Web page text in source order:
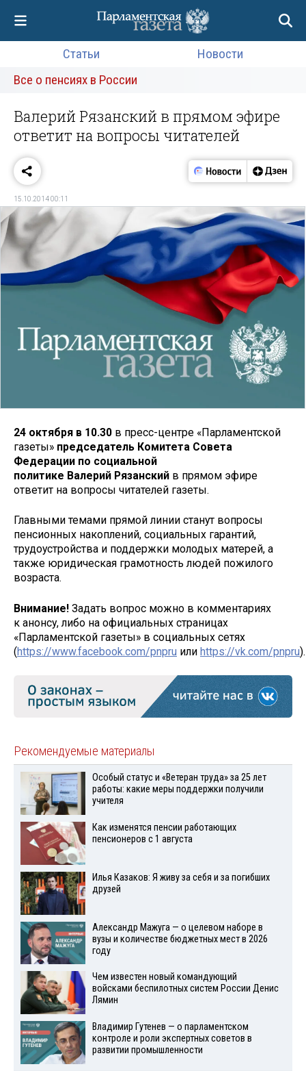
Статьи
Новости
Все о пенсиях в России
Валерий Рязанский в прямом эфире
ответит на вопросы читателей
15.10.2014 00:11
24 октября в 10.30 в пресс-центре «Парламентской
газеты» председатель Комитета Совета
Федерации по социальной
политике Валерий Рязанский в прямом эфире
ответит на вопросы читателей газеты.
Главными темами прямой линии станут вопросы
пенсионных накоплений, социальных гарантий,
трудоустройства и поддержки молодых матерей, а
также юридическая грамотность людей пожилого
возраста.
Внимание! Задать вопрос можно в комментариях
к анонсу, либо на официальных страницах
«Парламентской газеты» в социальных сетях
(https://www.facebook.com/pnpru или https://vk.com/pnpru).
Рекомендуемые материалы
Особый статус и «Ветеран труда» за 25 лет
работы: какие меры поддержки получили
учителя
Как изменятся пенсии работающих
пенсионеров с 1 августа
Илья Казаков: Я живу за себя и за погибших
друзей
Александр Мажуга — о целевом наборе в
вузы и количестве бюджетных мест в 2026
году
Чем известен новый командующий
войсками беспилотных систем России Денис
Лямин
Владимир Гутенев — о парламентском
контроле и роли экспертных советов в
развитии промышленности